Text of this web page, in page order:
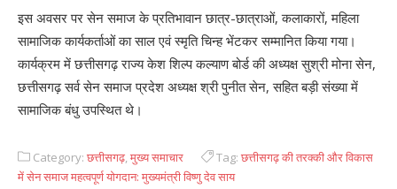
इस अवसर पर सेन समाज के प्रतिभावान छात्र-छात्राओं, कलाकारों, महिला
सामाजिक कार्यकर्ताओं का साल एवं स्मृति चिन्ह भेंटकर सम्मानित किया गया।
कार्यक्रम में छत्तीसगढ़ राज्य केश शिल्प कल्याण बोर्ड की अध्यक्ष सुश्री मोना सेन,
छत्तीसगढ़ सर्व सेन समाज प्रदेश अध्यक्ष श्री पुनीत सेन, सहित बड़ी संख्या में
सामाजिक बंधु उपस्थित थे।
Category: छत्तीसगढ़,मुख्य समाचार Tag: छत्तीसगढ़ की तरक्की और विकास
में सेन समाज महत्वपूर्ण योगदान: मुख्यमंत्री विष्णु देव साय